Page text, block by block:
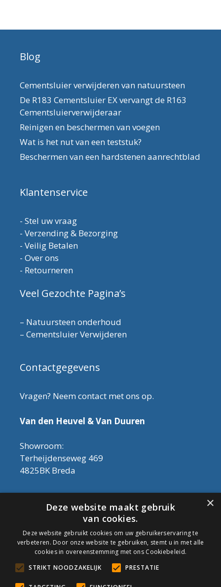
Blog
Cementsluier verwijderen van natuursteen
De R183 Cementsluier EX vervangt de R163
Cementsluierverwijderaar
Reinigen en beschermen van voegen
Wat is het nut van een teststuk?
Beschermen van een hardstenen aanrechtblad
Klantenservice
- Stel uw vraag
- Verzending & Bezorging
- Veilig Betalen
- Over ons
- Retourneren
Veel Gezochte Pagina’s
– Natuursteen onderhoud
– Cementsluier Verwijderen
Contactgegevens
Vragen? Neem contact met ons op.
Van den Heuvel & Van Duuren
Showroom:
Terheijdenseweg 469
4825BK Breda
Let op! Onderhoudsproducten zijn nu af te
halen in de showroom. Er kan alleen met
contant geld betaald worden, dus geen pin.
Tel: 076-3030554
Email: info@onderhoudshop.nl
KVK: 59667419
Algemene Voorwaarden
×
Deze website maakt gebruik
van cookies.
Deze website gebruikt cookies om uw gebruikerservaring te
verbeteren. Door onze website te gebruiken, stemt u in met alle
cookies in overeenstemming met ons Cookiebeleid.
STRIKT NOODZAKELIJK
PRESTATIE